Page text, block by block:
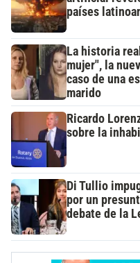
países
La historia
mujer", la
caso de una
marido
Ricardo
sobre la
Di Tullio
por un
debate de la